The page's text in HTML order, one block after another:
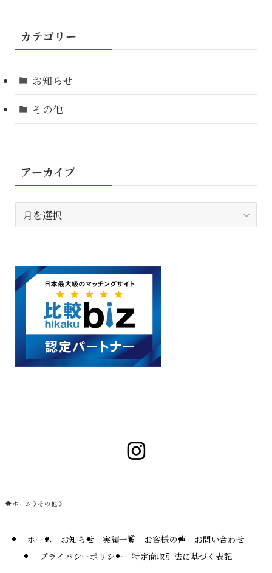
カテゴリー
お知らせ
その他
アーカイブ
ー
ブ
ホーム その他
ホーム お知らせ 実績一覧 お客様の声
お問い合わせ
プライバシーポリシー
特定商取引法に基づく表記